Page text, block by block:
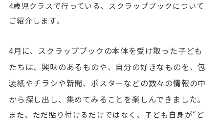
4歳児クラスで行っている、スクラップブックについて
ご紹介します。
4月に、スクラップブックの本体を受け取った子ども
たちは、興味のあるものや、自分の好きなものを、包
装紙やチラシや新聞、ポスターなどの数々の情報の中
から探し出し、集めてみることを楽しんできました。
また、ただ貼り付けるだけではなく、子ども自身が“ど